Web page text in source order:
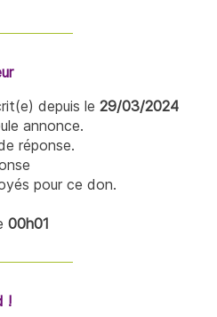
depuis le 29/03/2024
annonce.
réponse.
pour ce don.
00h01
!